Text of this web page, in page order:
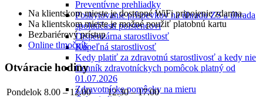
Preventívne prehliadky
Poskytovanie príspevkov na úhradu ZS a úhrada
spoluúčasti poistencovi
Dispenzárna starostlivosť
Kúpeľná starostlivosť
Kedy platiť za zdravotnú starostlivosť a kedy nie
Cenník zdravotníckych pomôcok platný od
01.07.2026
Zdravotnícke pomôcky na mieru
Na klientskom mieste je dostupné WiFi pripojenie zdarma.
Na klientskom mieste je možné použiť platobnú kartu
Bezbariérový prístup
Online tlmočník
Otváracie hodiny
Pondelok 8.00 – 12.00
12.30 – 17.00